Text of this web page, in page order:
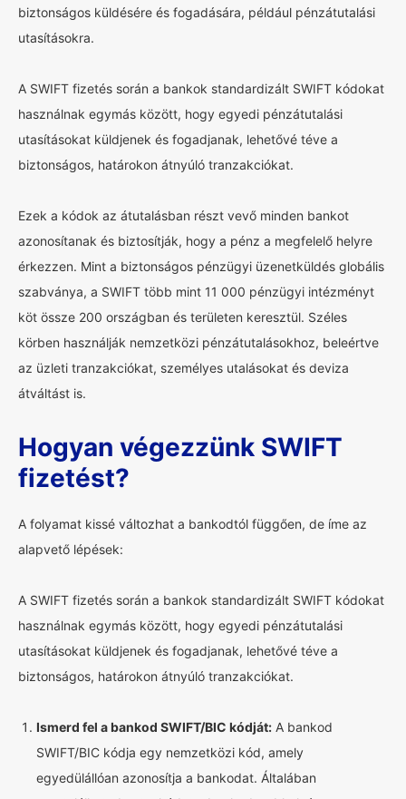
biztonságos küldésére és fogadására, például pénzátutalási
utasításokra.
A SWIFT fizetés során a bankok standardizált SWIFT kódokat
használnak egymás között, hogy egyedi pénzátutalási
utasításokat küldjenek és fogadjanak, lehetővé téve a
biztonságos, határokon átnyúló tranzakciókat.
Ezek a kódok az átutalásban részt vevő minden bankot
azonosítanak és biztosítják, hogy a pénz a megfelelő helyre
érkezzen. Mint a biztonságos pénzügyi üzenetküldés globális
szabványa, a SWIFT több mint 11 000 pénzügyi intézményt
köt össze 200 országban és területen keresztül. Széles
körben használják nemzetközi pénzátutalásokhoz, beleértve
az üzleti tranzakciókat, személyes utalásokat és deviza
átváltást is.
Hogyan végezzünk SWIFT
fizetést?
A folyamat kissé változhat a bankodtól függően, de íme az
alapvető lépések:
A SWIFT fizetés során a bankok standardizált SWIFT kódokat
használnak egymás között, hogy egyedi pénzátutalási
utasításokat küldjenek és fogadjanak, lehetővé téve a
biztonságos, határokon átnyúló tranzakciókat.
Ismerd fel a bankod SWIFT/BIC kódját: A bankod
SWIFT/BIC kódja egy nemzetközi kód, amely
egyedülállóan azonosítja a bankodat. Általában